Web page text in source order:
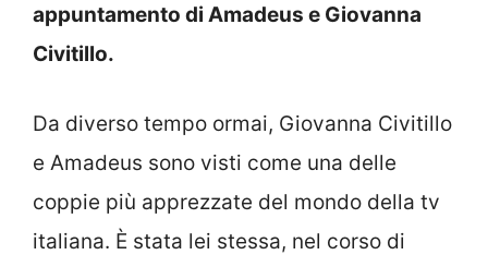
appuntamento di Amadeus e Giovanna
Civitillo.
Da diverso tempo ormai, Giovanna Civitillo
e Amadeus sono visti come una delle
coppie più apprezzate del mondo della tv
italiana. È stata lei stessa, nel corso di